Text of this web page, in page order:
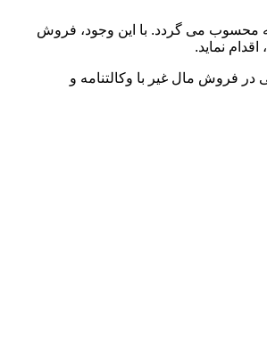
محسوب می گردد. با این وجود، فروش
نماید.
فروش مال غیر با وکالتنامه و